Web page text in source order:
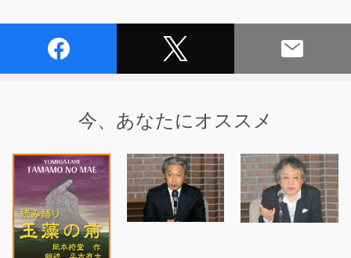
今、あなたにオススメ